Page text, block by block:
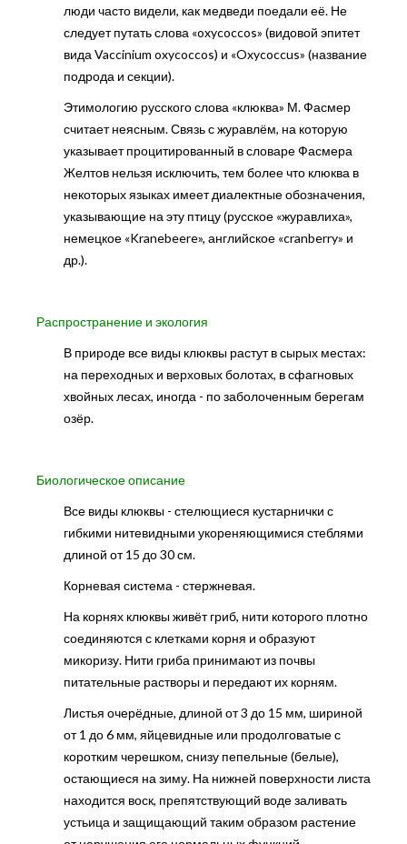
люди часто видели, как медведи поедали её. Не
следует путать слова «oxycoccos» (видовой эпитет
вида Vaccinium oxycoccos) и «Oxycoccus» (название
подрода и секции).
Этимологию русского слова «клюква» М. Фасмер
считает неясным. Связь с журавлём, на которую
указывает процитированный в словаре Фасмера
Желтов нельзя исключить, тем более что клюква в
некоторых языках имеет диалектные обозначения,
указывающие на эту птицу (русское «журавлиха»,
немецкое «Kranebeere», английское «cranberry» и
др.).
Распространение и экология
В природе все виды клюквы растут в сырых местах:
на переходных и верховых болотах, в сфагновых
хвойных лесах, иногда - по заболоченным берегам
озёр.
Биологическое описание
Все виды клюквы - стелющиеся кустарнички с
гибкими нитевидными укореняющимися стеблями
длиной от 15 до 30 см.
Корневая система - стержневая.
На корнях клюквы живёт гриб, нити которого плотно
соединяются с клетками корня и образуют
микоризу. Нити гриба принимают из почвы
питательные растворы и передают их корням.
Листья очерёдные, длиной от 3 до 15 мм, шириной
от 1 до 6 мм, яйцевидные или продолговатые с
коротким черешком, снизу пепельные (белые),
остающиеся на зиму. На нижней поверхности листа
находится воск, препятствующий воде заливать
устьица и защищающий таким образом растение